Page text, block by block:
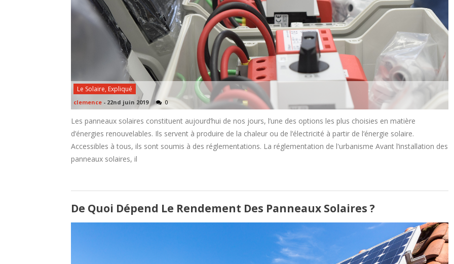
Le Solaire, Expliqué
clemence - 22nd juin 2019 0
Les panneaux solaires constituent aujourd’hui de nos jours, l’une des options les plus choisies en matière
d’énergies renouvelables. Ils servent à produire de la chaleur ou de l’électricité à partir de l’énergie solaire.
Accessibles à tous, ils sont soumis à des réglementations. La réglementation de l'urbanisme Avant l’installation des
panneaux solaires, il
De Quoi Dépend Le Rendement Des Panneaux Solaires ?